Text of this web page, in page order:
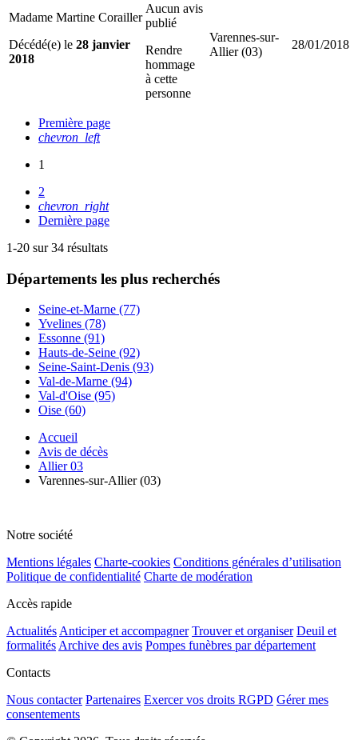
Madame Martine Corailler
Décédé(e) le 28 janvier
2018
Aucun avis
publié
Rendre
hommage
à cette
personne
Varennes-sur-
Allier (03)
28/01/2018
Première page
chevron_left
1
2
chevron_right
Dernière page
1-20 sur 34 résultats
Départements les plus recherchés
Seine-et-Marne (77)
Yvelines (78)
Essonne (91)
Hauts-de-Seine (92)
Seine-Saint-Denis (93)
Val-de-Marne (94)
Val-d'Oise (95)
Oise (60)
Accueil
Avis de décès
Allier 03
Varennes-sur-Allier (03)
Notre société
Mentions légales Charte-cookies Conditions générales d’utilisation
Politique de confidentialité Charte de modération
Accès rapide
Actualités Anticiper et accompagner Trouver et organiser Deuil et
formalités Archive des avis Pompes funèbres par département
Contacts
Nous contacter Partenaires Exercer vos droits RGPD Gérer mes
consentements